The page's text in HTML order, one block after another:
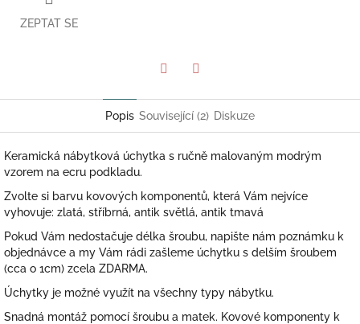
ZEPTAT SE
Popis Související (2) Diskuze
Keramická nábytková úchytka s ručně malovaným modrým
vzorem na ecru podkladu.
Zvolte si barvu kovových komponentů, která Vám nejvíce
vyhovuje: zlatá, stříbrná, antik světlá, antik tmavá
Pokud Vám nedostačuje délka šroubu, napište nám poznámku k
objednávce a my Vám rádi zašleme úchytku s delším šroubem
(cca o 1cm) zcela ZDARMA.
Úchytky je možné využít na všechny typy nábytku.
Snadná montáž pomocí šroubu a matek. Kovové komponenty k